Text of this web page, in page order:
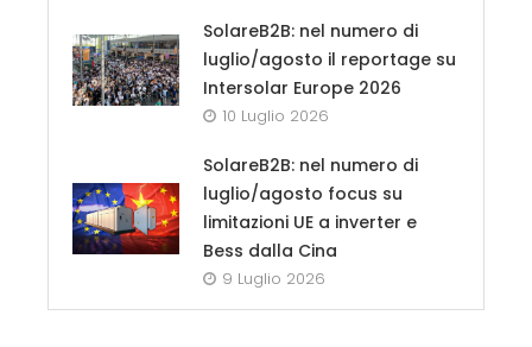
SolareB2B: nel numero di
luglio/agosto il reportage su
Intersolar Europe 2026
10 Luglio 2026
SolareB2B: nel numero di
luglio/agosto focus su
limitazioni UE a inverter e
Bess dalla Cina
9 Luglio 2026